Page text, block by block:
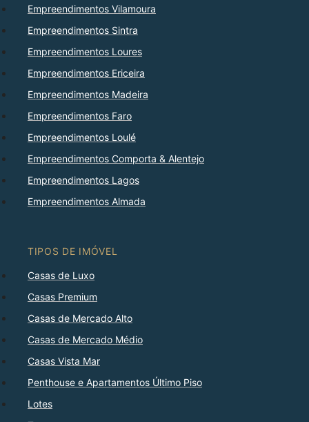
Empreendimentos Vilamoura
Empreendimentos Sintra
Empreendimentos Loures
Empreendimentos Ericeira
Empreendimentos Madeira
Empreendimentos Faro
Empreendimentos Loulé
Empreendimentos Comporta & Alentejo
Empreendimentos Lagos
Empreendimentos Almada
TIPOS DE IMÓVEL
Casas de Luxo
Casas Premium
Casas de Mercado Alto
Casas de Mercado Médio
Casas Vista Mar
Penthouse e Apartamentos Último Piso
Lotes